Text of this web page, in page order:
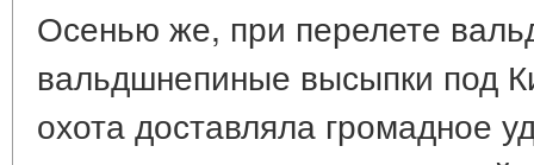
Осенью же, при перелете
вальдшнепиные высыпки под
охота доставляла громадное